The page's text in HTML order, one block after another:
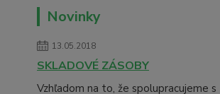
Novinky
13.05.2018
SKLADOVÉ ZÁSOBY
Vzhľadom na to, že spolupracujeme s